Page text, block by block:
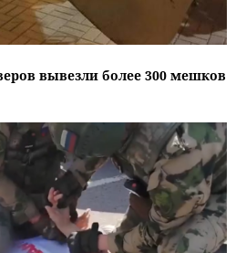
вывезли более 300 мешков